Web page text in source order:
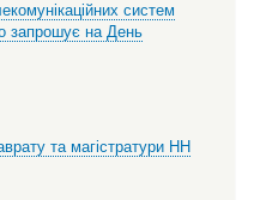
систем
запрошує на День
та магістратури НН